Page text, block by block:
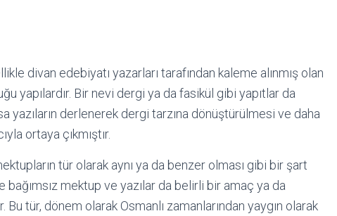
divan edebiyatı yazarları tarafından kaleme alınmış olan
yapılardır. Bir nevi dergi ya da fasikül gibi yapıtlar da
yazıların derlenerek dergi tarzına dönüştürülmesi ve daha
ortaya çıkmıştır.
tür olarak aynı ya da benzer olması gibi bir şart
mektup ve yazılar da belirli bir amaç ya da
Bu tür, dönem olarak Osmanlı zamanlarından yaygın olarak